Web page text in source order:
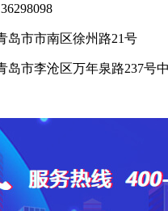
市市南区徐州路21号
市李沧区万年泉路237号中